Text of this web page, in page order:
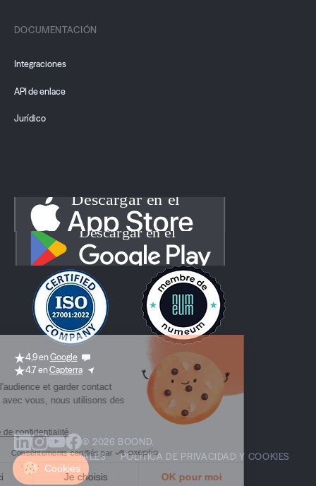
DOCUMENTACIÓN
Integraciones
API de enlace
Jurídico
4,9 en Google
4,7 en Capterra
© 2026 BOOND.
AVISOS LEGALES
POLÍTICA DE PRIVACIDAD Y COOKIES